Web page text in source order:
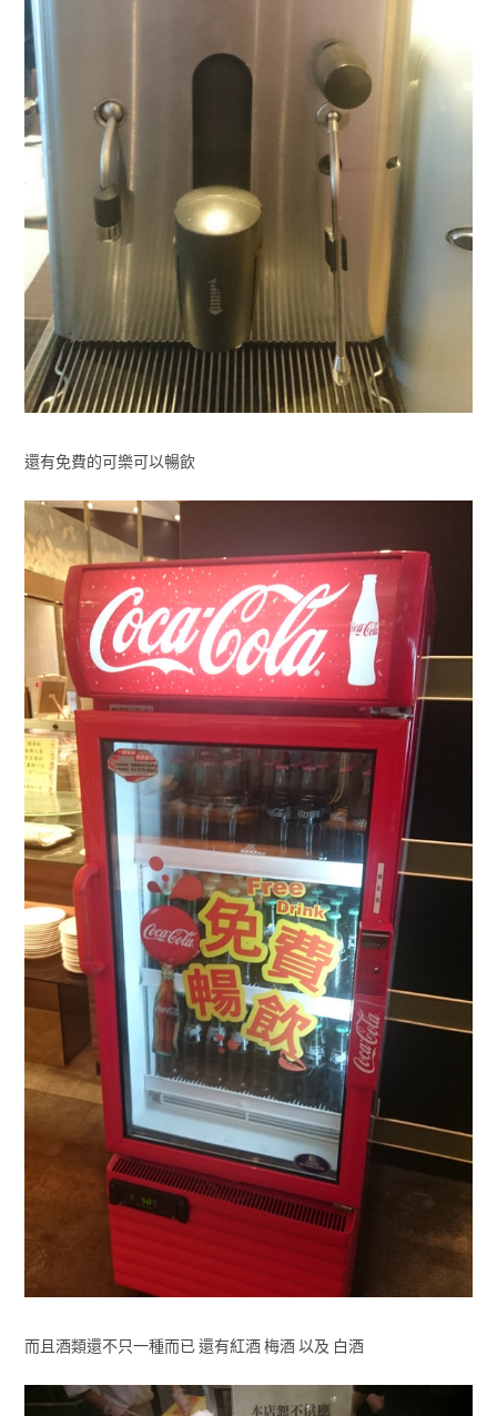
還有免費的可樂可以暢飲
而且酒類還不只一種而已 還有紅酒 梅酒 以及 白酒